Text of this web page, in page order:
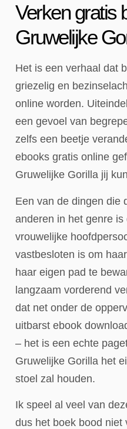
Verken gratis
Gruwelijke
Het is een verhaal dat
griezelig en
online worden.
een gevoel van
zelfs een beetje
ebooks gratis online
Gruwelijke Gorilla jij
Een van de dingen die
anderen in het genre
vrouwelijke
vastbesloten is om
haar eigen pad te
langzaam vorderend
dat net onder de
uitbarst ebook
– het is een echte
Gruwelijke Gorilla het
stoel zal houden.
Ik speel al veel van
dus het boek bood niet